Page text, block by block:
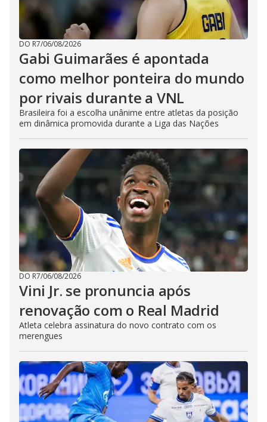
DO R7/06/08/2026
Gabi Guimarães é apontada
como melhor ponteira do mundo
por rivais durante a VNL
Brasileira foi a escolha unânime entre atletas da posição
em dinâmica promovida durante a Liga das Nações
DO R7/06/08/2026
Vini Jr. se pronuncia após
renovação com o Real Madrid
Atleta celebra assinatura do novo contrato com os
merengues